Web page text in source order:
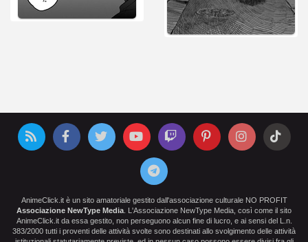
AnimeClick.it è un sito amatoriale gestito dall'associazione culturale NO PROFIT
Associazione NewType Media . L'Associazione NewType Media, così come il sito
AnimeClick.it da essa gestito, non perseguono alcun fine di lucro, e ai sensi del L.n.
383/2000 tutti i proventi delle attività svolte sono destinati allo svolgimento delle attività